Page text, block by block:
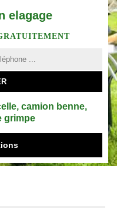
elagage
camion benne,
grimpe